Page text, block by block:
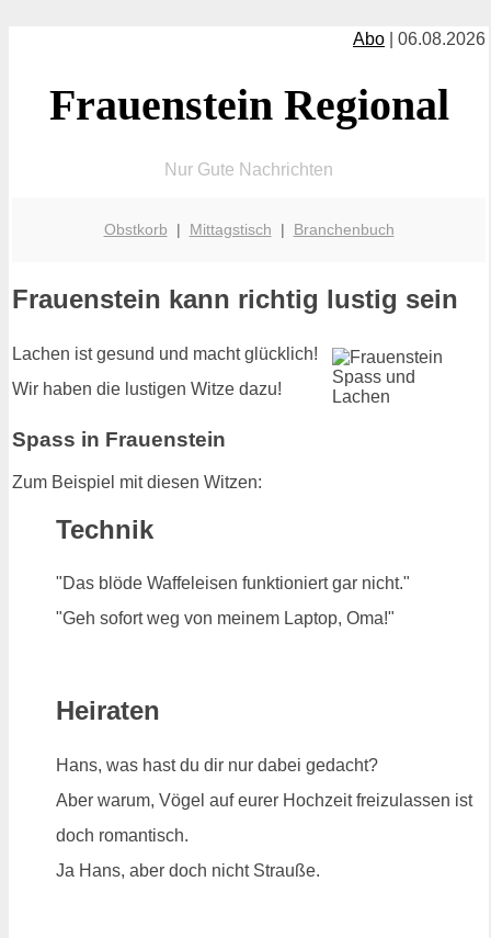
Abo | 06.08.2026
Frauenstein Regional
Nur Gute Nachrichten
Obstkorb | Mittagstisch | Branchenbuch
Frauenstein kann richtig lustig sein
Lachen ist gesund und macht glücklich!
Wir haben die lustigen Witze dazu!
Spass in Frauenstein
Zum Beispiel mit diesen Witzen:
Technik
"Das blöde Waffeleisen funktioniert gar nicht."
"Geh sofort weg von meinem Laptop, Oma!"
Heiraten
Hans, was hast du dir nur dabei gedacht?
Aber warum, Vögel auf eurer Hochzeit freizulassen ist
doch romantisch.
Ja Hans, aber doch nicht Strauße.